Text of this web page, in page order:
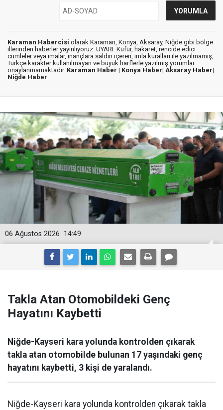
Karaman Habercisi olarak Karaman, Konya, Aksaray, Niğde gibi bölge
illerinden haberler yayınlıyoruz. UYARI: Küfür, hakaret, rencide edici
cümleler veya imalar, inançlara saldırı içeren, imla kuralları ile yazılmamış,
Türkçe karakter kullanılmayan ve büyük harflerle yazılmış yorumlar
onaylanmamaktadır. Karaman Haber | Konya Haber| Aksaray Haber|
Niğde Haber
14:49
06 Ağustos 2026
Takla Atan Otomobildeki Genç
Hayatını Kaybetti
Niğde-Kayseri kara yolunda kontrolden çıkarak
takla atan otomobilde bulunan 17 yaşındaki genç
hayatını kaybetti, 3 kişi de yaralandı.
Niğde-Kayseri kara yolunda kontrolden çıkarak takla